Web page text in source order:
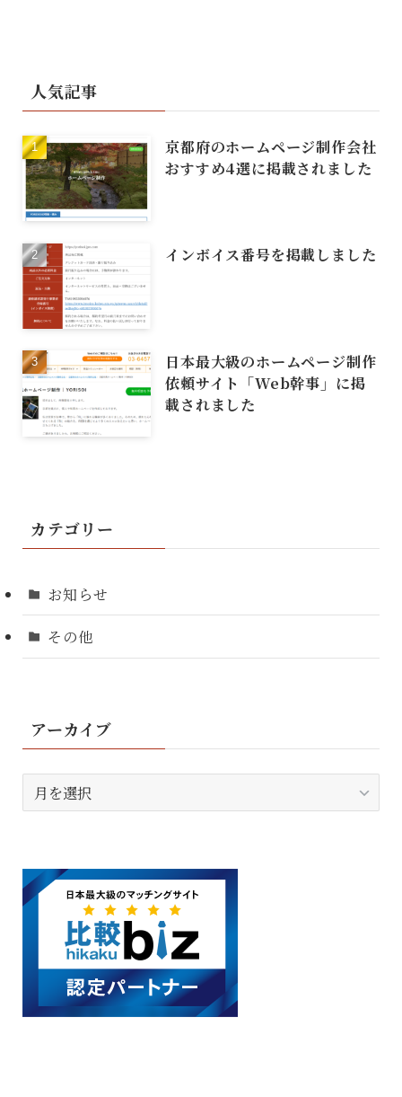
人気記事
京都府のホームページ制作会社
おすすめ4選に掲載されました
インボイス番号を掲載しました
日本最大級のホームページ制作
依頼サイト「Web幹事」に掲
載されました
カテゴリー
お知らせ
その他
アーカイブ
ー
ブ